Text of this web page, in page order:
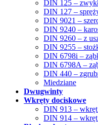
DIN 125 –
DIN 127 –
DIN 9021 –
DIN 9240 –
DIN 9260 – z
DIN 9255 –
DIN 6798i –
DIN 6798A –
DIN 440 –
Miedziane
Dwugwinty
Wkręty dociskowe
DIN 913 – wkręt
DIN 914 –